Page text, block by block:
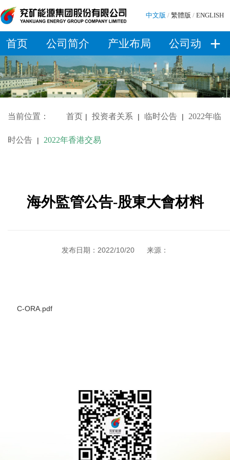
中文版 / 繁體版 / ENGLISH
首页 公司简介 产业布局 公司动态+
当前位置： 首页 | 投资者关系 | 临时公告 | 2022年临
时公告 | 2022年香港交易
海外監管公告-股東大會材料
发布日期：2022/10/20 来源：
C-ORA.pdf